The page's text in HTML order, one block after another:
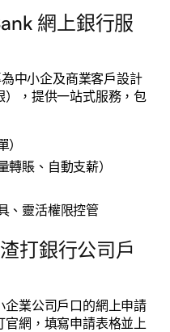
網上銀行服
中小企及商業客戶設計
），提供一站式服務，包
賬、自動支薪）
、靈活權限控管
打銀行公司戶
業公司戶口的網上申請
網，填寫申請表格並上